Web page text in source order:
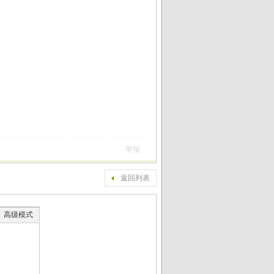
举报
返回列表
高级模式